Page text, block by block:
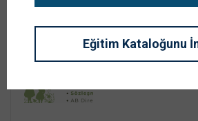
Tedarik Zinciri
Eğitim Kataloğunu